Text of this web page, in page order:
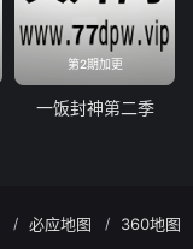
第2期加更
一饭封神第二季
必应地图
360地图